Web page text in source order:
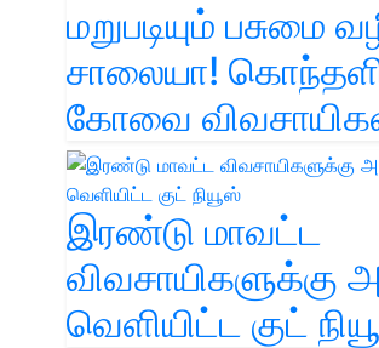
மறுபடியும் பசுமை
சாலையா!
கோவை
இரண்டு மாவட்ட
விவசாயிகளுக்கு
வெளியிட்ட குட்